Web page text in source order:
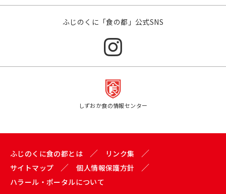
しずおか食の情報センター
ふじのくに「食の都」公式SNS
ふじのくに食の都とは
リンク集
サイトマップ
個人情報保護方針
ハラール・ポータルについて